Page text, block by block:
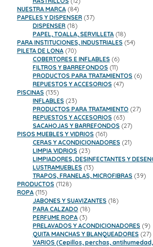
productos
NUESTRA MARCA 8484
productos
PAPELES Y DISPENSER 3737
DISPENSER 1818
productos
PAPEL, TOALLA, SERVILLETA 1818
productos
PARA INSTITUCIONES, INDUSTRIALES 5454
PILETA DE LONA 7070
productos
COBERTORES E INFLABLES 66
productos
FILTROS Y BARREFONDOS 1111
productos
PRODUCTOS PARA TRATAMIENTOS 66
REPUESTOS Y ACCESORIOS 4747
PISCINAS 135135
productos
INFLABLES 2323
productos
PRODUCTOS PARA TRATAMIENTO 2727
REPUESTOS Y ACCESORIOS 6363
productos
SACAHOJAS Y BARREFONDOS 2727
PISOS MUEBLES Y VIDRIOS 161161
productos
CERAS Y ACONDICIONADORES 2121
LIMPIA VIDRIOS 2323
productos
LIMPIADORES, DESINFECTANTES Y
LUSTRAMUEBLES 1313
productos
TRAPOS, FRANELAS, MICROFIBRAS 3939
PRODUCTOS 11281128
ROPA 115115
productos
JABONES Y SUAVIZANTES 1818
PARA CALZADO 1818
PERFUME ROPA 33
productos
PRELAVADOS Y ACONDICIONADORES 99
QUITA MANCHAS Y BLANQUEADORES 2727
VARIOS (Cepillos, perchas,